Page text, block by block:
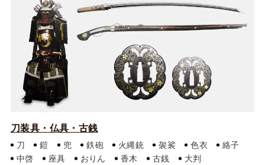
刀装具・仏具・古銭
刀 鎧 兜 鉄砲 火縄銃 袈裟 色衣
絡子
中啓
座具 おりん 香木 古銭
大判